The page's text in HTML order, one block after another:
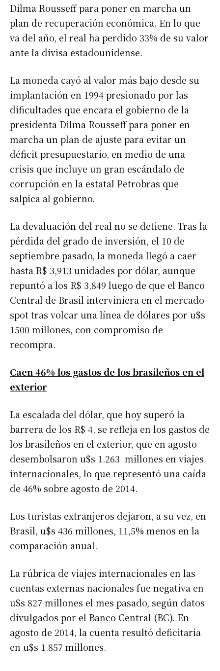
Dilma Rousseff para poner en marcha un
plan de recuperación económica. En lo que
va del año, el real ha perdido 33% de su valor
ante la divisa estadounidense.
La moneda cayó al valor más bajo desde su
implantación en 1994 presionado por las
dificultades que encara el gobierno de la
presidenta Dilma Rousseff para poner en
marcha un plan de ajuste para evitar un
déficit presupuestario, en medio de una
crisis que incluye un gran escándalo de
corrupción en la estatal Petrobras que
salpica al gobierno.
La devaluación del real no se detiene. Tras la
pérdida del grado de inversión, el 10 de
septiembre pasado, la moneda llegó a caer
hasta R$ 3,913 unidades por dólar, aunque
repuntó a los R$ 3,849 luego de que el Banco
Central de Brasil interviniera en el mercado
spot tras volcar una línea de dólares por u$s
1500 millones, con compromiso de
recompra.
Caen 46% los gastos de los brasileños en el
exterior
La escalada del dólar, que hoy superó la
barrera de los R$ 4, se refleja en los gastos de
los brasileños en el exterior, que en agosto
desembolsaron u$s 1.263 millones en viajes
internacionales, lo que representó una caída
de 46% sobre agosto de 2014.
Los turistas extranjeros dejaron, a su vez, en
Brasil, u$s 436 millones, 11,5% menos en la
comparación anual.
La rúbrica de viajes internacionales en las
cuentas externas nacionales fue negativa en
u$s 827 millones el mes pasado, según datos
divulgados por el Banco Central (BC). En
agosto de 2014, la cuenta resultó deficitaria
en u$s 1.857 millones.